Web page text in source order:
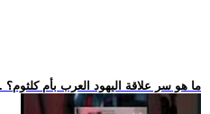
.. ما هو سر علاقة اليهود العرب بأم كلثوم؟